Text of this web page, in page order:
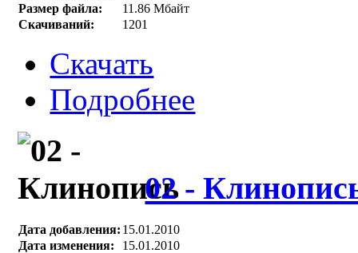
Размер файла:
11.86 Мбайт
Скачиваний:
1201
Скачать
Подробнее
02 -
Дата добавления: 15.01.2010
Дата изменения:
15.01.2010